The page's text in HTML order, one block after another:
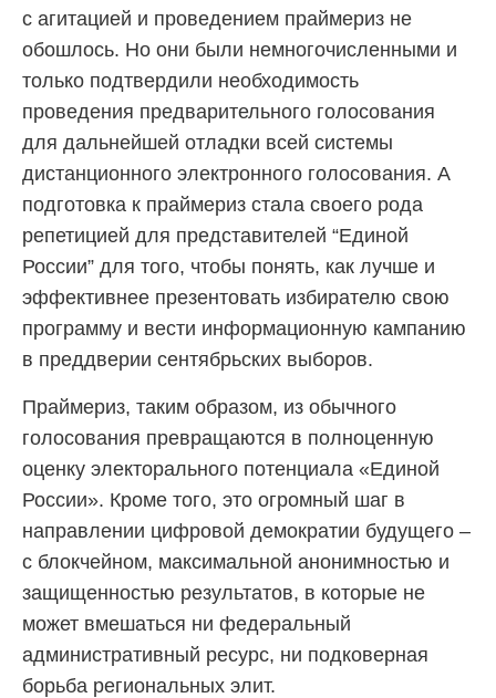
с агитацией и проведением праймериз не
обошлось. Но они были немногочисленными и
только подтвердили необходимость
проведения предварительного голосования
для дальнейшей отладки всей системы
дистанционного электронного голосования. А
подготовка к праймериз стала своего рода
репетицией для представителей “Единой
России” для того, чтобы понять, как лучше и
эффективнее презентовать избирателю свою
программу и вести информационную кампанию
в преддверии сентябрьских выборов.
Праймериз, таким образом, из обычного
голосования превращаются в полноценную
оценку электорального потенциала «Единой
России». Кроме того, это огромный шаг в
направлении цифровой демократии будущего –
с блокчейном, максимальной анонимностью и
защищенностью результатов, в которые не
может вмешаться ни федеральный
административный ресурс, ни подковерная
борьба региональных элит.